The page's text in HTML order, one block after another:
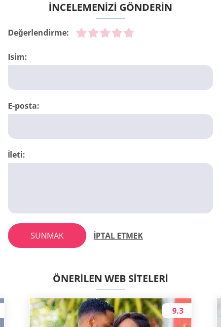
İNCELEMENIZI GÖNDERIN
Değerlendirme:
Isim:
E-posta:
İleti:
SUNMAK İPTAL ETMEK
ÖNERILEN WEB SITELERI
9.3